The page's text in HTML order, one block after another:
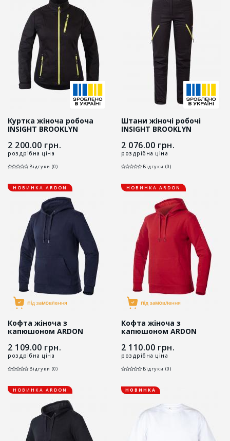
Куртка жіноча робоча
INSIGHT BROOKLYN
2 200.00 грн.
роздрібна ціна
Відгуки (0)
Штани жіночі робочі
INSIGHT BROOKLYN
2 076.00 грн.
роздрібна ціна
Відгуки (0)
НОВИНКА ARDON
Кофта жіноча з
капюшоном ARDON
2 109.00 грн.
роздрібна ціна
Відгуки (0)
НОВИНКА ARDON
Кофта жіноча з
капюшоном ARDON
2 110.00 грн.
роздрібна ціна
Відгуки (0)
НОВИНКА ARDON НОВИНКА